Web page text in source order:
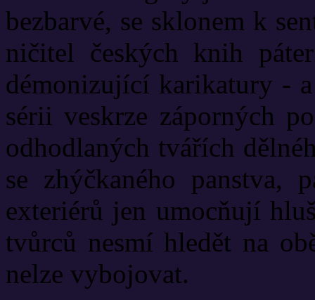
bezbarvé, se sklonem k
ničitel českých knih
démonizující karikatury - a
sérii veskrze záporných
odhodlaných tvářích
se zhýčkaného panstva,
exteriérů jen umocňují
tvůrců nesmí hledět na
nelze vybojovat.